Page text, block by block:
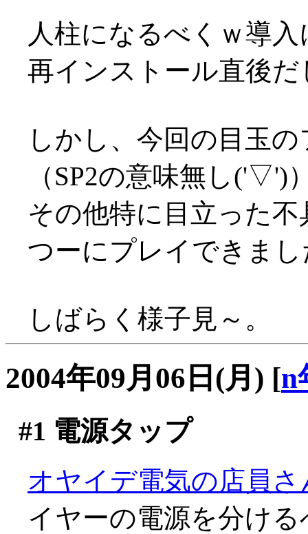
人柱になるべくｗ導
再インストール直後だ
しかし、今回の目玉
（SP2の意味無し('▽')
その他特に目立った
つーにプレイできま
しばらく様子見～。
2004年09月06日(月) [n
#1 電源タップ
オヤイデ電気の店員さ
イヤーの電源を分け